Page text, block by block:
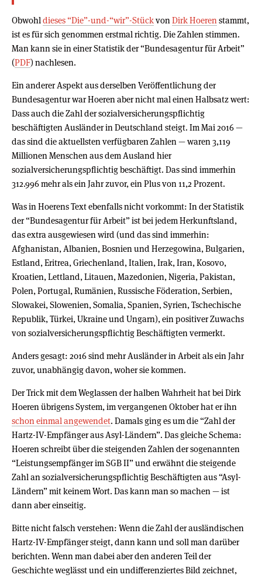
Obwohldieses “Die”-und-“wir”-StückvonDirk Hoerenstammt,
ist es für sich genommen erstmal richtig. Die Zahlen stimmen.
Man kann sie in einer Statistik der “Bundesagentur für Arbeit”
(PDF) nachlesen.
Ein anderer Aspekt aus derselben Veröffentlichung der
Bundesagentur war Hoeren aber nicht mal einen Halbsatz wert:
Dass auch die Zahl der sozialversicherungspflichtig
beschäftigten Ausländer in Deutschland steigt. Im Mai 2016 —
das sind die aktuellsten verfügbaren Zahlen — waren 3,119
Millionen Menschen aus dem Ausland hier
sozialversicherungspflichtig beschäftigt. Das sind immerhin
312.996 mehr als ein Jahr zuvor, ein Plus von 11,2 Prozent.
Was in Hoerens Text ebenfalls nicht vorkommt: In der Statistik
der “Bundesagentur für Arbeit” ist bei jedem Herkunftsland,
das extra ausgewiesen wird (und das sind immerhin:
Afghanistan, Albanien, Bosnien und Herzegowina, Bulgarien,
Estland, Eritrea, Griechenland, Italien, Irak, Iran, Kosovo,
Kroatien, Lettland, Litauen, Mazedonien, Nigeria, Pakistan,
Polen, Portugal, Rumänien, Russische Föderation, Serbien,
Slowakei, Slowenien, Somalia, Spanien, Syrien, Tschechische
Republik, Türkei, Ukraine und Ungarn), ein positiver Zuwachs
von sozialversicherungspflichtig Beschäftigten vermerkt.
Anders gesagt: 2016 sind mehr Ausländer in Arbeit als ein Jahr
zuvor, unabhängig davon, woher sie kommen.
Der Trick mit dem Weglassen der halben Wahrheit hat bei Dirk
Hoeren übrigens System, im vergangenen Oktober hat er ihn
schon einmal angewendet. Damals ging es um die “Zahl der
Hartz-IV-Empfänger aus Asyl-Ländern”. Das gleiche Schema:
Hoeren schreibt über die steigenden Zahlen der sogenannten
“Leistungsempfänger im SGB II” und erwähnt die steigende
Zahl an sozialversicherungspflichtig Beschäftigten aus “Asyl-
Ländern” mit keinem Wort. Das kann man so machen — ist
dann aber einseitig.
Bitte nicht falsch verstehen: Wenn die Zahl der ausländischen
Hartz-IV-Empfänger steigt, dann kann und soll man darüber
berichten. Wenn man dabei aber den anderen Teil der
Geschichte weglässt und ein undifferenziertes Bild zeichnet,